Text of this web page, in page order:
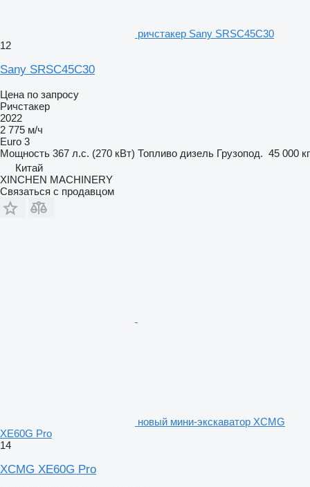
ричстакер Sany SRSC45C30
12
Sany SRSC45C30
Цена по запросу
Ричстакер
2022
2 775 м/ч
Euro 3
Мощность 367 л.с. (270 кВт) Топливо дизель Грузопод. 45 000 кг
Китай
XINCHEN MACHINERY
Связаться с продавцом
новый мини-экскаватор XCMG
XE60G Pro
14
XCMG XE60G Pro